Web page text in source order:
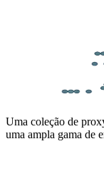
Uma coleção de
uma ampla gama de